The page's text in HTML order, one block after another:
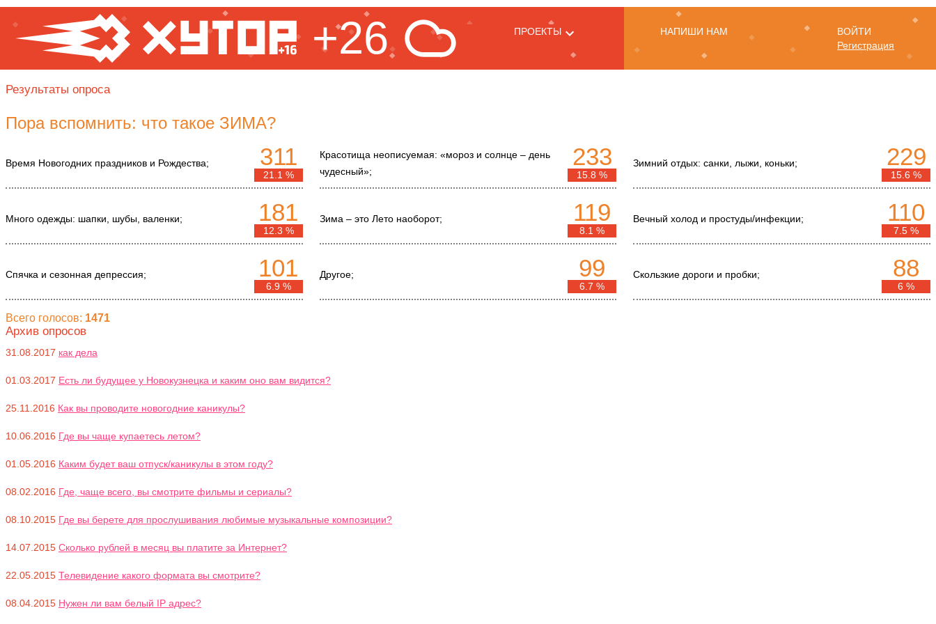
+26 ПРОЕКТЫ НАПИШИ НАМ
ВОЙТИ
Регистрация
Результаты опроса
Пора вспомнить: что такое ЗИМА?
Время Новогодних праздников и Рождества; 311
21.1 %
Красотища неописуемая: «мороз и солнце – день
чудесный»;
233
15.8 %
Зимний отдых: санки, лыжи, коньки; 229
15.6 %
Много одежды: шапки, шубы, валенки; 181
12.3 %
Зима – это Лето наоборот; 119
8.1 %
Вечный холод и простуды/инфекции; 110
7.5 %
Спячка и сезонная депрессия; 101
6.9 %
Другое; 99
6.7 %
Скользкие дороги и пробки; 88
6 %
Всего голосов: 1471
Архив опросов
31.08.2017 как дела
01.03.2017 Есть ли будущее у Новокузнецка и каким оно вам видится?
25.11.2016 Как вы проводите новогодние каникулы?
10.06.2016 Где вы чаще купаетесь летом?
01.05.2016 Каким будет ваш отпуск/каникулы в этом году?
08.02.2016 Где, чаще всего, вы смотрите фильмы и сериалы?
08.10.2015 Где вы берете для прослушивания любимые музыкальные композиции?
14.07.2015 Сколько рублей в месяц вы платите за Интернет?
22.05.2015 Телевидение какого формата вы смотрите?
08.04.2015 Нужен ли вам белый IP адрес?